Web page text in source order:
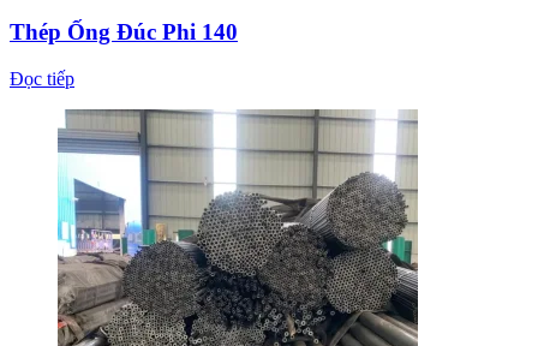
Thép Ống Đúc Phi 140
Đọc tiếp